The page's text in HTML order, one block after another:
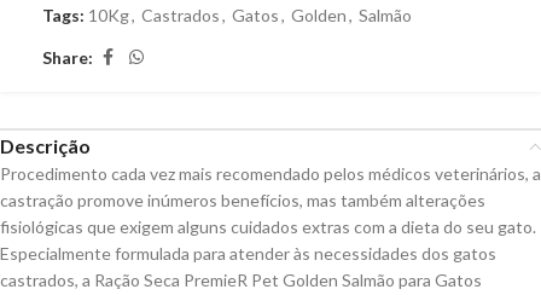
Tags: 10Kg, Castrados, Gatos, Golden, Salmão
Share:
Descrição
Procedimento cada vez mais recomendado pelos médicos veterinários, a
castração promove inúmeros benefícios, mas também alterações
fisiológicas que exigem alguns cuidados extras com a dieta do seu gato.
Especialmente formulada para atender às necessidades dos gatos
castrados, a Ração Seca PremieR Pet Golden Salmão para Gatos